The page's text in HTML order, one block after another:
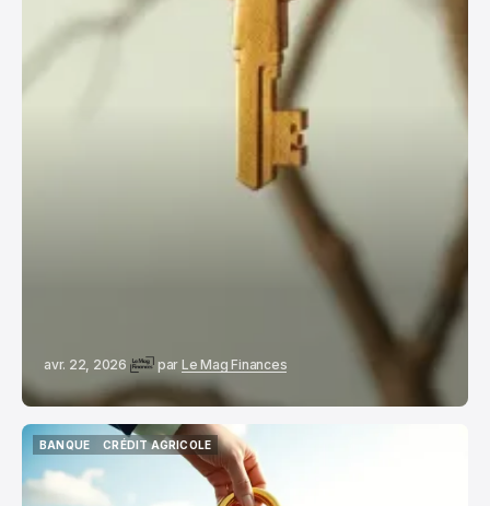
avr. 22, 2026 par Le Mag Finances
BANQUE
CRÉDIT AGRICOLE
CRÉDIT AGRICOLE